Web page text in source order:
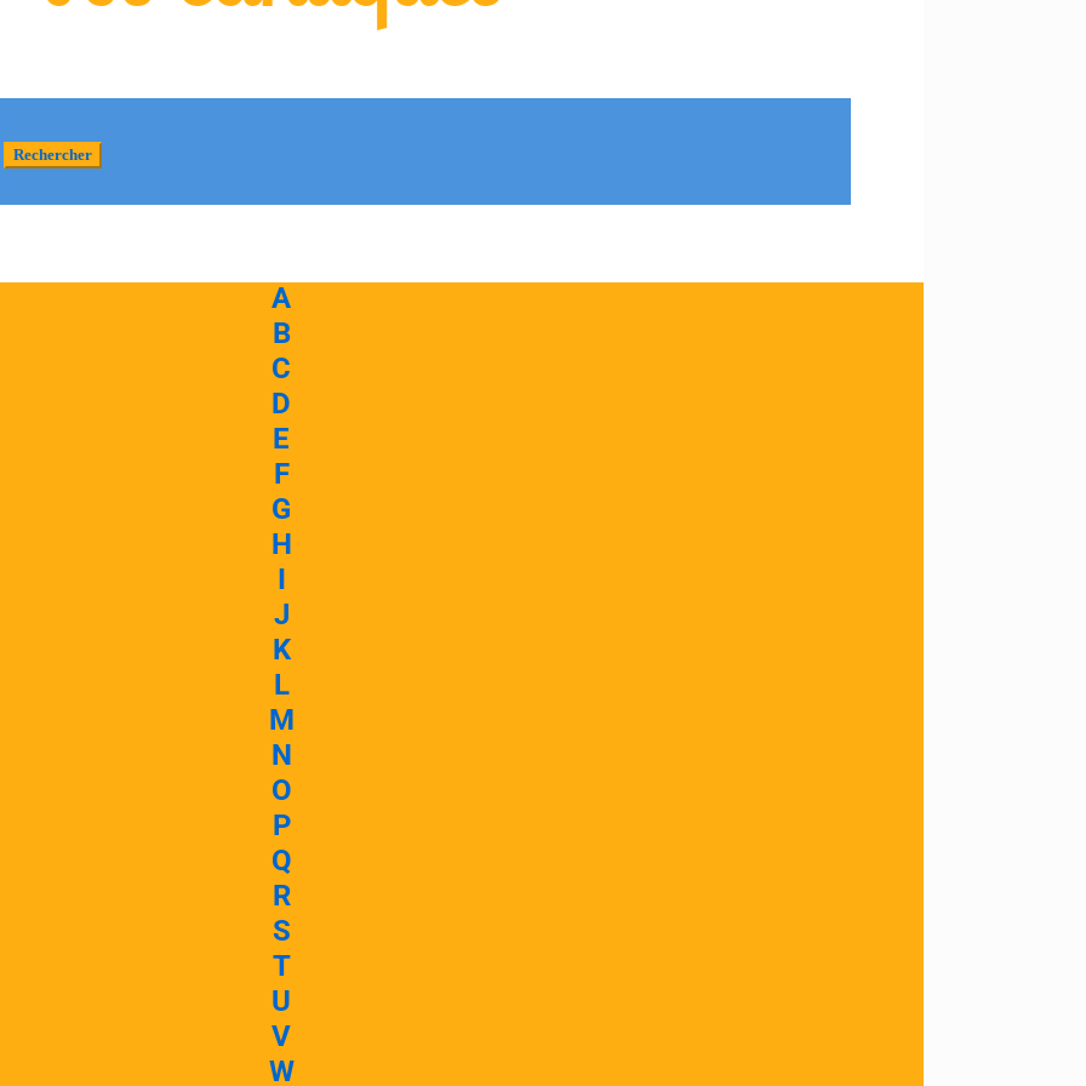
A
B
C
D
E
F
G
H
I
J
K
L
M
N
O
P
Q
R
S
T
U
V
W